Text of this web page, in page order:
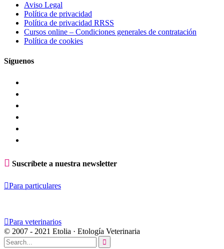
Aviso Legal
Política de privacidad
Política de privacidad RRSS
Cursos online – Condiciones generales de contratación
Política de cookies
Síguenos
 Suscríbete a nuestra newsletter
Para particulares
Para veterinarios
© 2007 - 2021 Etolia · Etología Veterinaria
